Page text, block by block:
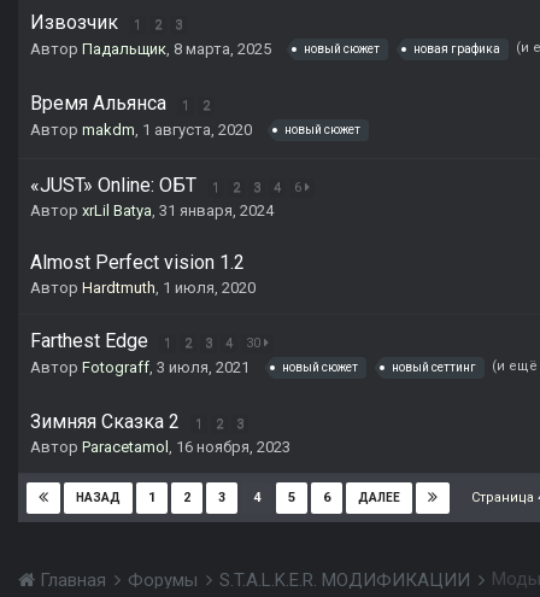
Извозчик 1 2 3
Автор Падальщик, 8 марта, 2025 новый сюжет новая графика (и
Время Альянса 1 2
Автор makdm, 1 августа, 2020 новый сюжет
«JUST» Online: ОБТ 1 2 3 4 6
Автор xrLil Batya, 31 января, 2024
Almost Perfect vision 1.2
Автор Hardtmuth, 1 июля, 2020
Farthest Edge 1 2 3 4 30
Автор Fotograff, 3 июля, 2021 новый сюжет новый сеттинг (и
Зимняя Сказка 2 1 2 3
Автор Paracetamol , 16 ноября, 2023
НАЗАД 1 2 3 4 5 6 ДАЛЕЕ
Главная Форумы S.T.A.L.K.E.R. МОДИФИКАЦИИ